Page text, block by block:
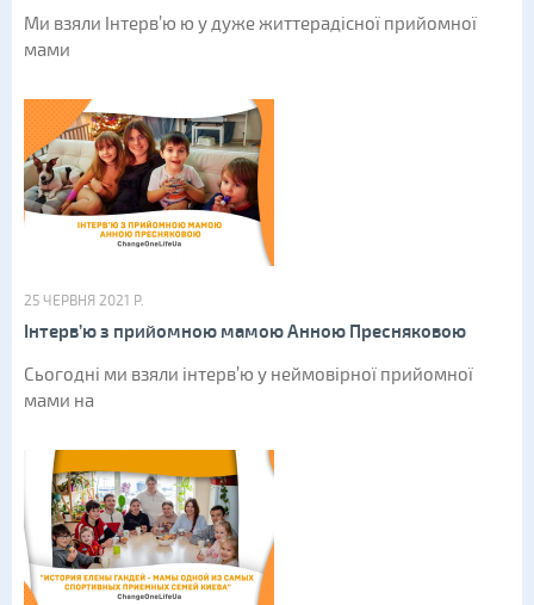
Ми взяли Інтерв’ю ю у дуже життерадісної прийомної
мами
25 ЧЕРВНЯ 2021 Р.
Інтерв’ю з прийомною мамою Анною Пресняковою
Сьогодні ми взяли інтерв’ю у неймовірної прийомної
мами на